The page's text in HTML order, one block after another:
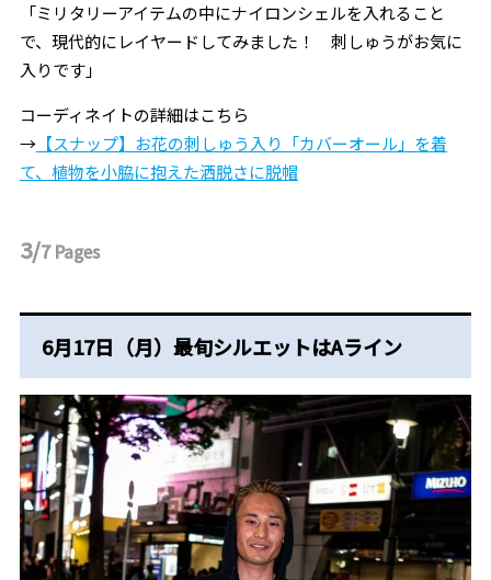
「ミリタリーアイテムの中にナイロンシェルを入れること
で、現代的にレイヤードしてみました！ 刺しゅうがお気に
入りです」
コーディネイトの詳細はこちら
→【スナップ】お花の刺しゅう入り「カバーオール」を着
て、植物を小脇に抱えた洒脱さに脱帽
3/7Pages
6月17日（月）最旬シルエットはAライン